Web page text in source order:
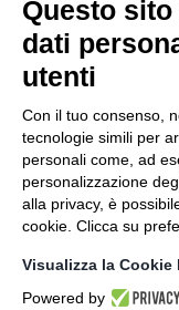
Avv.
Tel:+39 059 237794
Via Pier Paolo
41123 Modena (MO)
P IVA: 02626370361
Questo
dati
utenti
Con il tuo consenso,
tecnologie simili per
personali come, ad
personalizzazione
alla privacy, è
cookie. Clicca su
Visualizza la Cookie
Powered by